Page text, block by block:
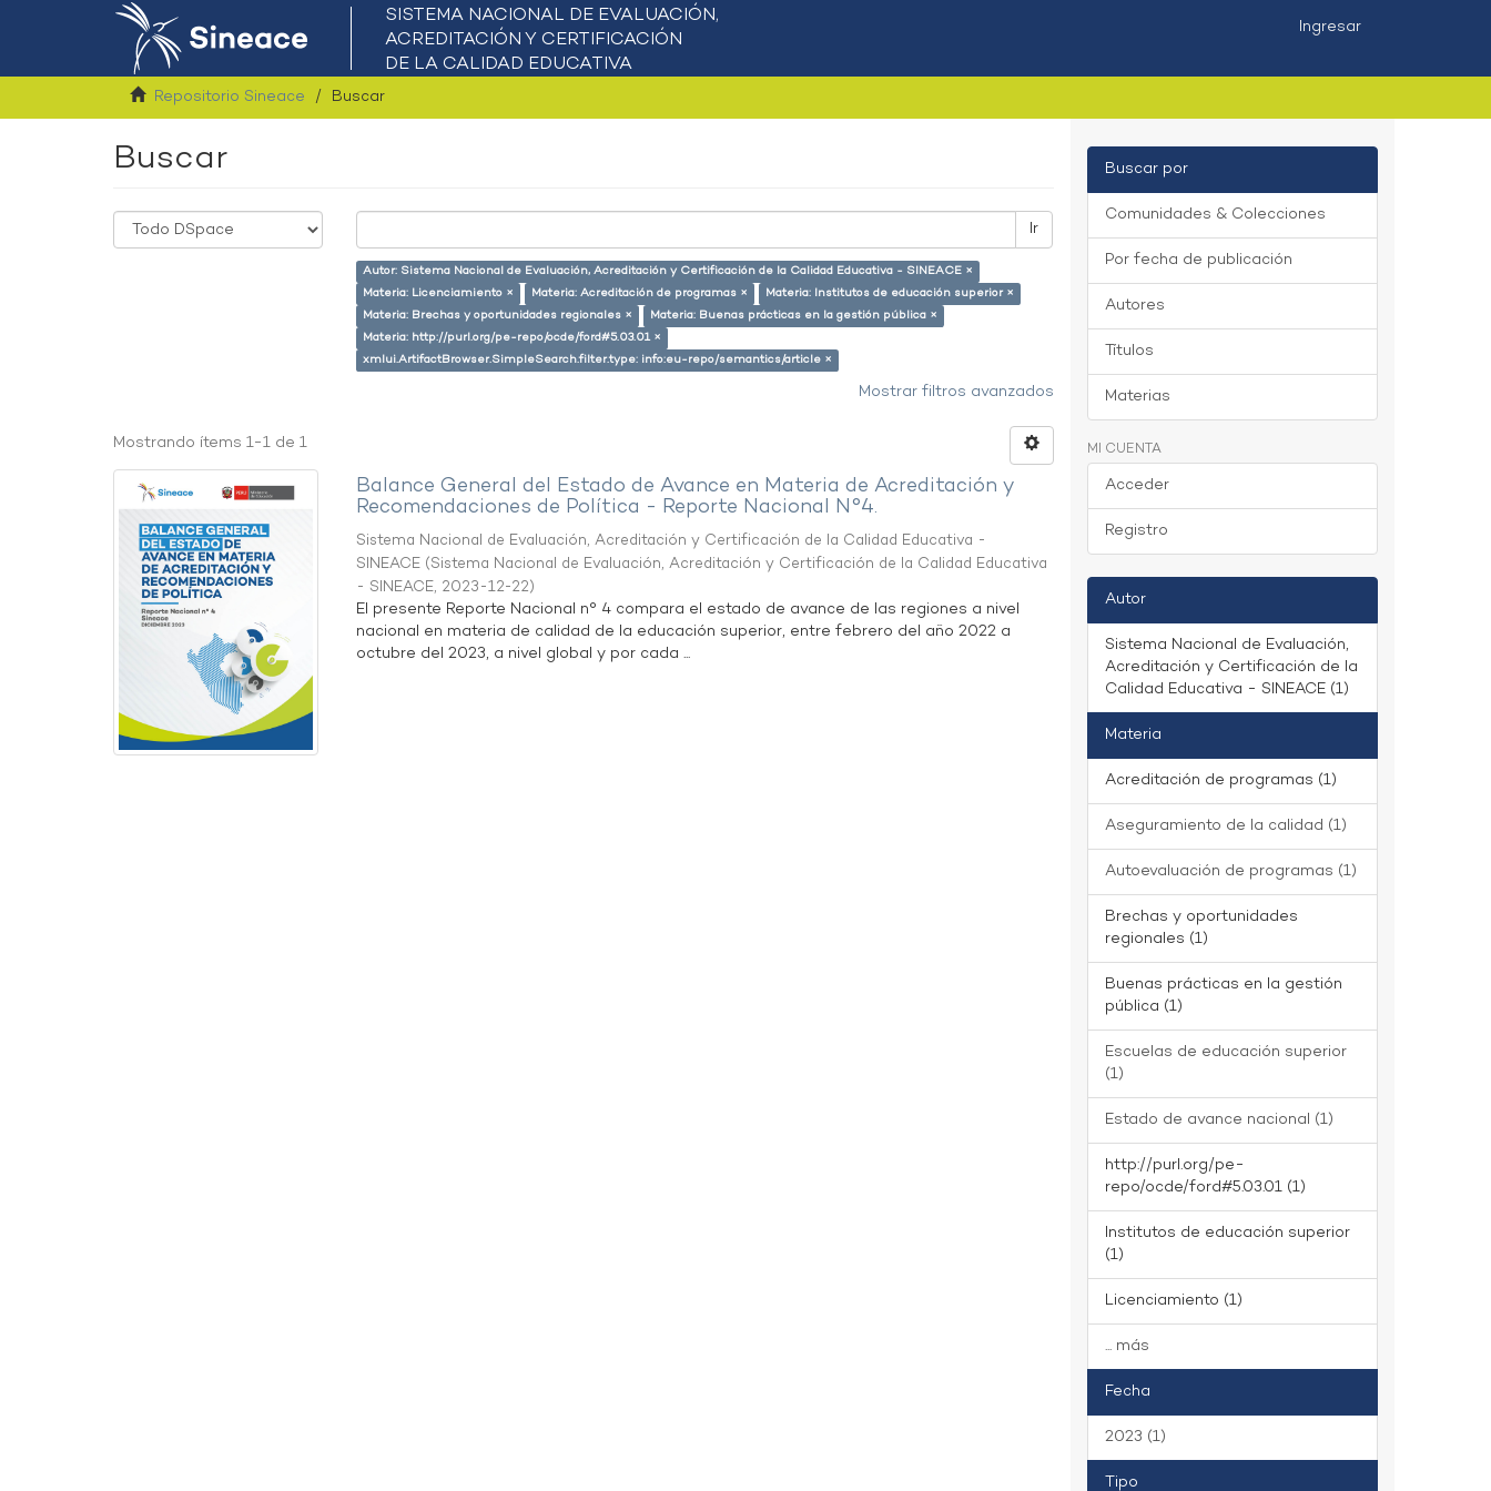
Ingresar
Repositorio Sineace Buscar
Buscar
Ir
Autor: Sistema Nacional de Evaluación, Acreditación y Certificación de la Calidad Educativa - SINEACE ×
Materia: Licenciamiento ×
Materia: Acreditación de programas ×
Materia: Institutos de educación superior ×
Materia: Brechas y oportunidades regionales ×
Materia: Buenas prácticas en la gestión pública ×
Materia: http://purl.org/pe-repo/ocde/ford#5.03.01 ×
xmlui.ArtifactBrowser.SimpleSearch.filter.type: info:eu-repo/semantics/article ×
Mostrar filtros avanzados
Mostrando ítems 1-1 de 1
Balance General del Estado de Avance en Materia de Acreditación y
Recomendaciones de Política - Reporte Nacional N°4.
Sistema Nacional de Evaluación, Acreditación y Certificación de la Calidad Educativa -
SINEACE (Sistema Nacional de Evaluación, Acreditación y Certificación de la Calidad Educativa
- SINEACE, 2023-12-22)
El presente Reporte Nacional n° 4 compara el estado de avance de las regiones a nivel
nacional en materia de calidad de la educación superior, entre febrero del año 2022 a
octubre del 2023, a nivel global y por cada ...
Buscar por
Comunidades & Colecciones
Por fecha de publicación
Autores
Títulos
Materias
MI CUENTA
Acceder
Registro
Autor
Sistema Nacional de Evaluación,
Acreditación y Certificación de la
Calidad Educativa - SINEACE (1)
Materia
Acreditación de programas (1)
Aseguramiento de la calidad (1)
Autoevaluación de programas (1)
Brechas y oportunidades
regionales (1)
Buenas prácticas en la gestión
pública (1)
Escuelas de educación superior
(1)
Estado de avance nacional (1)
http://purl.org/pe-
repo/ocde/ford#5.03.01 (1)
Institutos de educación superior
(1)
Licenciamiento (1)
... más
Fecha
2023 (1)
Tipo